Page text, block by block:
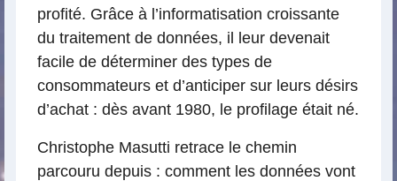
profité. Grâce à l’informatisation croissante
du traitement de données, il leur devenait
facile de déterminer des types de
consommateurs et d’anticiper sur leurs désirs
d’achat : dès avant 1980, le profilage était né.
Christophe Masutti retrace le chemin
parcouru depuis : comment les données vont